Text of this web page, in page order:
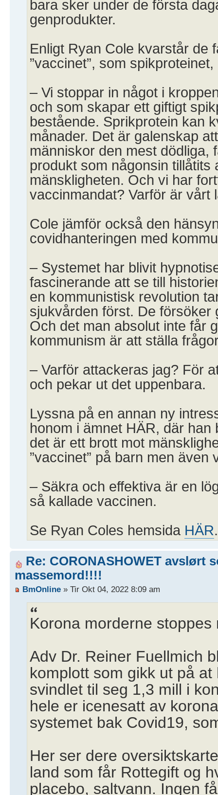
bara sker under de första
genprodukter.
Enligt Ryan Cole kvarstår de
”vaccinet”, som
– Vi stoppar in något i
och som skapar ett giftigt
bestående. Sprikprotein kan
månader. Det är galenskap
människor den mest dödliga,
produkt som någonsin tillåtits
mänskligheten. Och vi har
vaccinmandat? Varför är vårt
Cole jämför också den
covidhanteringen med
– Systemet har blivit
fascinerande att se till
en kommunistisk revolution
sjukvården först. De försöker
Och det man absolut inte får
kommunism är att ställa
– Varför attackeras jag? För
och pekar ut det uppenbara.
Lyssna på en annan ny
honom i ämnet HÄR, där han
det är ett brott mot
”vaccinet” på barn men även
– Säkra och effektiva är en
så kallade vaccinen.
Se Ryan Coles hemsida HÄR.
Re: CORONASHOWET avslørt
massemord!!!!
BmOnline » Tir Okt 04, 2022 8:09 am
Korona morderne stoppes
Adv Dr. Reiner Fuellmich
komplott som gikk ut på at
svindlet til seg 1,3 mill i
hele er icenesatt av
systemet bak Covid19,
Her ser dere
land som får Rottegift og
placebo, saltvann. Ingen